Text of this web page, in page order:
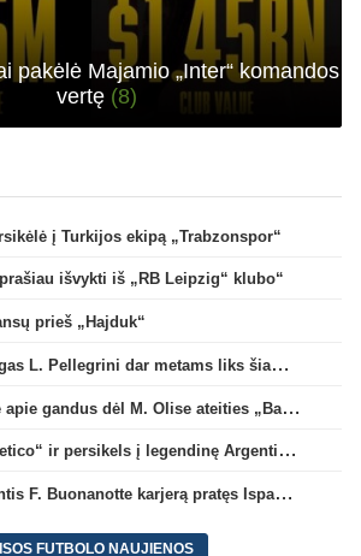
pakėlė Majamio „Inter“ komandos
vertę (8)
į Turkijos ekipą „Trabzonspor“
išvykti iš „RB Leipzig“ klubo“
prieš „Hajduk“
Ilgametis Roma“ saugas L. Pellegrini dar metams liks šiame klube
V. Kompany pasisakė apie gandus dėl M. Olise ateities „Bayern“ gretose
T. Almada paliks „Atletico“ ir persikels į legendinę Argentinos ekipą
„Brighton“ priklausantis F. Buonanotte karjerą pratęs Ispanijoje
FUTBOLO NAUJIENOS